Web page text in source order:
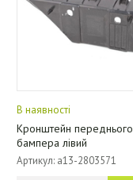
В наявності
Кронштейн переднього
бампера лівий
Артикул: a13-2803571